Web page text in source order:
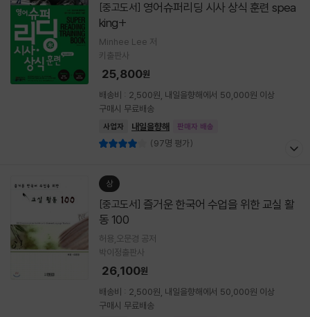
[중고도서]
king+
Minhee Lee 저
키출판사
25,800원
배송비 : 2,500원, 내일을향해에서 50,000원 이상
구매시 무료배송
사업자 내일을향해 판매자 배송
(97명 평가)
상
[중고도서]
동 100
허용,오문경 공저
박이정출판사
26,100원
배송비 : 2,500원, 내일을향해에서 50,000원 이상
구매시 무료배송